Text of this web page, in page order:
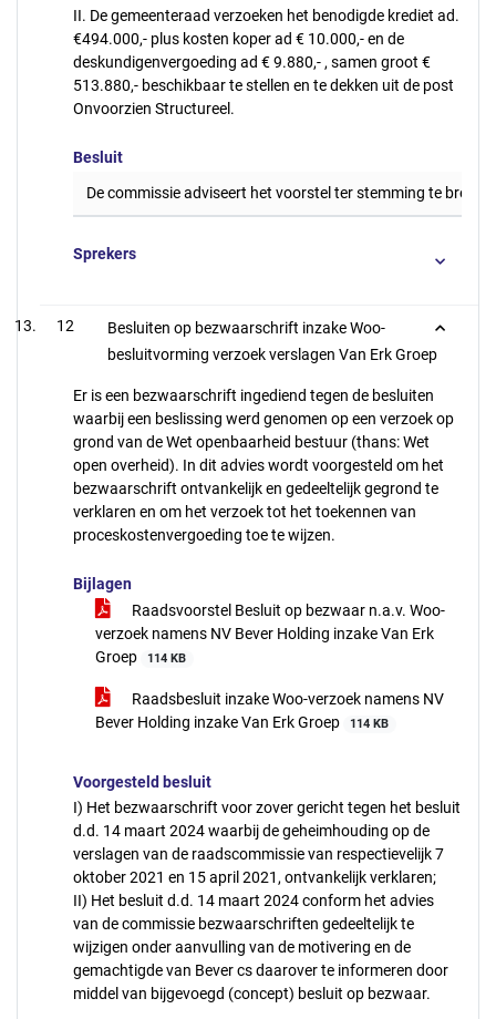
II. De gemeenteraad verzoeken het benodigde krediet ad.
€494.000,- plus kosten koper ad € 10.000,- en de
deskundigenvergoeding ad € 9.880,- , samen groot €
513.880,- beschikbaar te stellen en te dekken uit de post
Onvoorzien Structureel.
Besluit
De commissie adviseert het voorstel ter stemming te
Sprekers
12
Besluiten op bezwaarschrift inzake Woo-
besluitvorming verzoek verslagen Van Erk Groep
Er is een bezwaarschrift ingediend tegen de besluiten
waarbij een beslissing werd genomen op een verzoek op
grond van de Wet openbaarheid bestuur (thans: Wet
open overheid). In dit advies wordt voorgesteld om het
bezwaarschrift ontvankelijk en gedeeltelijk gegrond te
verklaren en om het verzoek tot het toekennen van
proceskostenvergoeding toe te wijzen.
Bijlagen
Raadsvoorstel Besluit op bezwaar n.a.v. Woo-
verzoek namens NV Bever Holding inzake Van Erk
Groep
114 KB
Raadsbesluit inzake Woo-verzoek namens NV
Bever Holding inzake Van Erk Groep
114 KB
Voorgesteld besluit
I) Het bezwaarschrift voor zover gericht tegen het besluit
d.d. 14 maart 2024 waarbij de geheimhouding op de
verslagen van de raadscommissie van respectievelijk 7
oktober 2021 en 15 april 2021, ontvankelijk verklaren;
II) Het besluit d.d. 14 maart 2024 conform het advies
van de commissie bezwaarschriften gedeeltelijk te
wijzigen onder aanvulling van de motivering en de
gemachtigde van Bever cs daarover te informeren door
middel van bijgevoegd (concept) besluit op bezwaar.